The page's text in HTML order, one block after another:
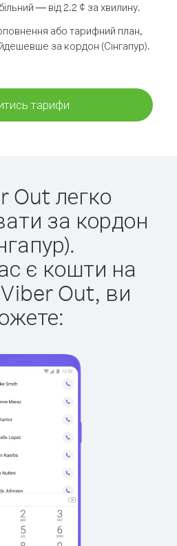
— від 2.2 ¢ за хвилину.
або тарифний план,
за кордон (Сінгапур).
тарифи
Out легко
за кордон
є кошти на
Out, ви